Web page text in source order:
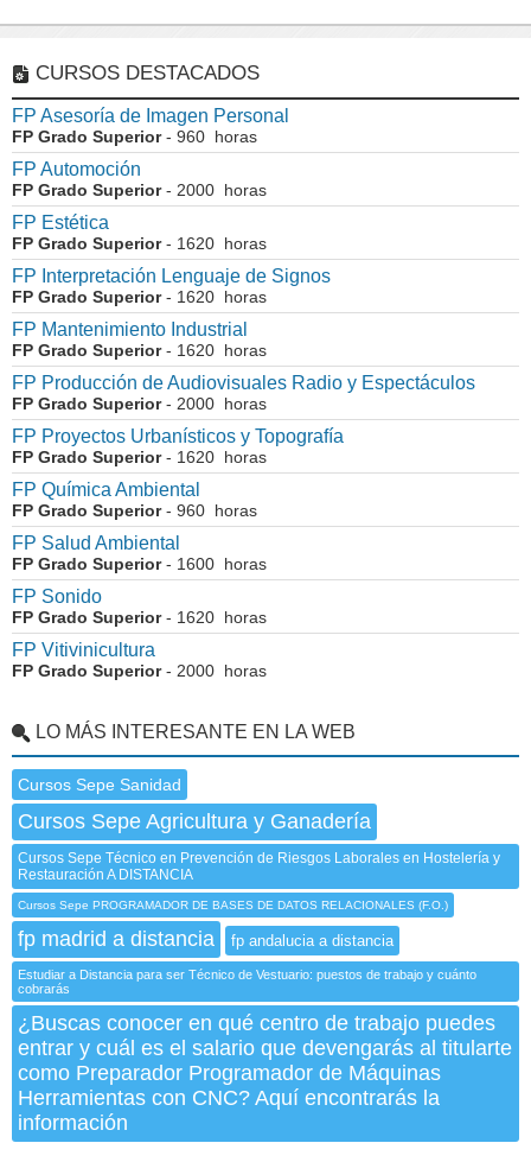
CURSOS DESTACADOS
FP Asesoría de Imagen Personal
FP Grado Superior- 960 horas
FP Automoción
FP Grado Superior- 2000 horas
FP Estética
FP Grado Superior- 1620 horas
FP Interpretación Lenguaje de Signos
FP Grado Superior- 1620 horas
FP Mantenimiento Industrial
FP Grado Superior- 1620 horas
FP Producción de Audiovisuales Radio y Espectáculos
FP Grado Superior- 2000 horas
FP Proyectos Urbanísticos y Topografía
FP Grado Superior- 1620 horas
FP Química Ambiental
FP Grado Superior- 960 horas
FP Salud Ambiental
FP Grado Superior- 1600 horas
FP Sonido
FP Grado Superior- 1620 horas
FP Vitivinicultura
FP Grado Superior- 2000 horas
LO MÁS INTERESANTE EN LA WEB
Cursos Sepe Sanidad
Cursos Sepe Agricultura y Ganadería
Cursos Sepe Técnico en Prevención de Riesgos Laborales en Hostelería y
Restauración A DISTANCIA
Cursos Sepe PROGRAMADOR DE BASES DE DATOS RELACIONALES (F.O.)
fp madrid a distancia fp andalucia a distancia
Estudiar a Distancia para ser Técnico de Vestuario: puestos de trabajo y cuánto
cobrarás
¿Buscas conocer en qué centro de trabajo puedes
entrar y cuál es el salario que devengarás al titularte
como Preparador Programador de Máquinas
Herramientas con CNC? Aquí encontrarás la
información